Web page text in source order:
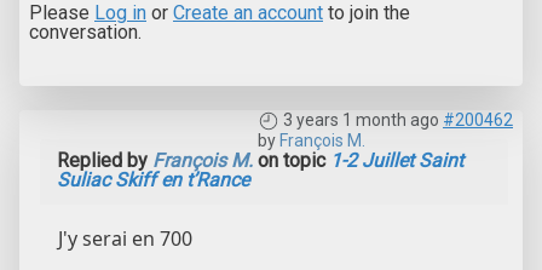
Please Log in or Create an account to join the
conversation.
3 years 1 month ago #200462
by François M.
Replied by François M. on topic 1-2 Juillet Saint
Suliac Skiff en t’Rance
J'y serai en 700